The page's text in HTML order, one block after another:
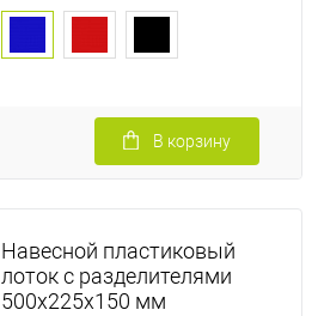
В корзину
Навесной пластиковый
лоток с разделителями
500х225х150 мм